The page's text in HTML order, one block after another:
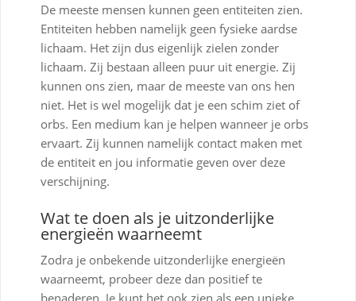
De meeste mensen kunnen geen entiteiten zien.
Entiteiten hebben namelijk geen fysieke aardse
lichaam. Het zijn dus eigenlijk zielen zonder
lichaam. Zij bestaan alleen puur uit energie. Zij
kunnen ons zien, maar de meeste van ons hen
niet. Het is wel mogelijk dat je een schim ziet of
orbs. Een medium kan je helpen wanneer je orbs
ervaart. Zij kunnen namelijk contact maken met
de entiteit en jou informatie geven over deze
verschijning.
Wat te doen als je uitzonderlijke
energieën waarneemt
Zodra je onbekende uitzonderlijke energieën
waarneemt, probeer deze dan positief te
benaderen. Je kunt het ook zien als een unieke